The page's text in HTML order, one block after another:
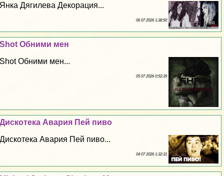
Янка Дягилева Декорация...
06 07 2026 1:38:50
Shot Обними мен
Shot Обними мен...
05 07 2026 0:52:39
Дискотека Авария Пей пиво
Дискотека Авария Пей пиво...
04 07 2026 1:32:31